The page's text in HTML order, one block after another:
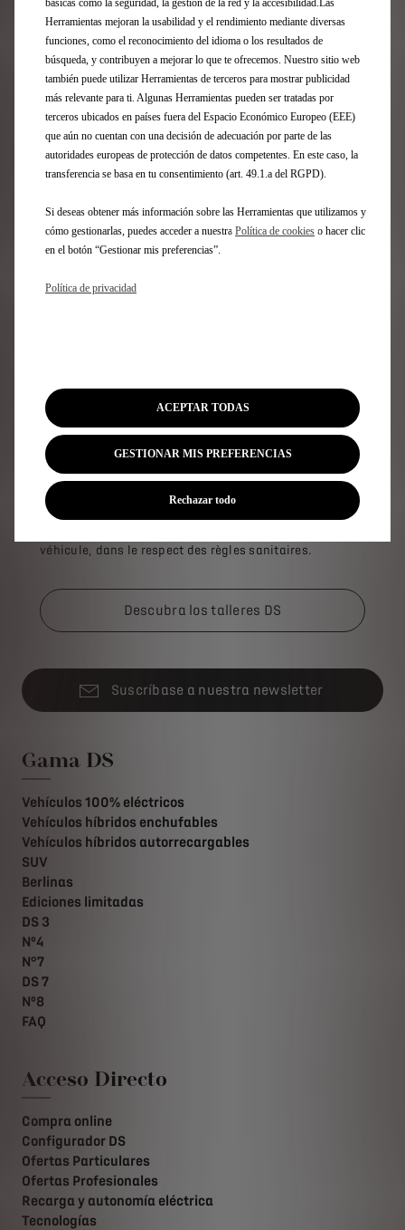
PAQUETE DE MONTAJE Y
EQUILIBRADO
Descubra nuestro paquete de montaje y equilibrado de
neumáticos, así como nuestros consejos para una
conducción segura
Descubra nuestros paquetes
CITA EN EL TALLER
Sélectionnez l'atelier le plus proche et bénéficiez de
véhicule, dans le respect des règles sanitaires.
Descubra los talleres DS
Suscríbase a nuestra newsletter
Gama DS
Vehículos 100% eléctricos
Vehículos híbridos enchufables
Vehículos híbridos autorrecargables
SUV
Berlinas
Ediciones limitadas
DS 3
Nº4
N°7
DS 7
Nº8
FAQ
Acceso Directo
Compra online
Configurador DS
Ofertas Particulares
Ofertas Profesionales
Recarga y autonomía eléctrica
Tecnologías
Herramientas mejoran la usabilidad y el rendimiento mediante diversas
funciones, como el reconocimiento del idioma o los resultados de
búsqueda, y contribuyen a mejorar lo que te ofrecemos. Nuestro sitio web
también puede utilizar Herramientas de terceros para mostrar publicidad
más relevante para ti. Algunas Herramientas pueden ser tratadas por
terceros ubicados en países fuera del Espacio Económico Europeo (EEE)
que aún no cuentan con una decisión de adecuación por parte de las
autoridades europeas de protección de datos competentes. En este caso, la
transferencia se basa en tu consentimiento (art. 49.1.a del RGPD).
Si deseas obtener más información sobre las Herramientas que utilizamos y
cómo gestionarlas, puedes acceder a nuestra Política de cookies o hacer clic
en el botón “Gestionar mis preferencias”.
Política de privacidad
GESTIONAR MIS PREFERENCIAS
ACEPTAR TODAS
Rechazar todo